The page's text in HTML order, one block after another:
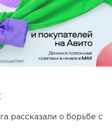
рассказали о борьбе с